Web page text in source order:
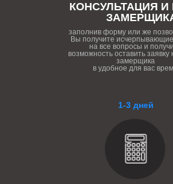
1-3 дней
КОНСУЛЬТАЦИЯ
заполнив форму или же
Вы получите
на все вопросы и
возможность оставить заявку
замерщика
в удобное для вас